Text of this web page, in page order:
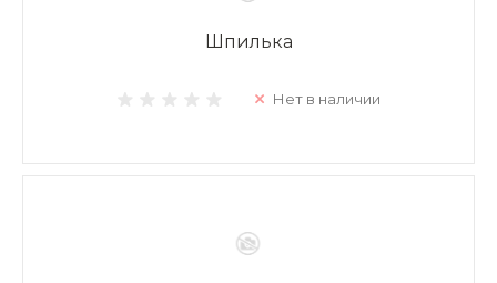
Шпилька
Нет в наличии